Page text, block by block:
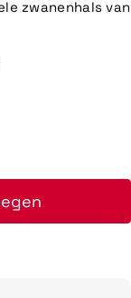
zwanenhals van